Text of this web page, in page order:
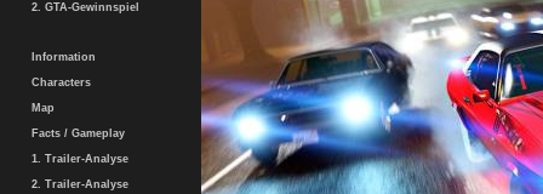
2. GTA-Gewinnspiel
Information
Characters
Map
Facts / Gameplay
1. Trailer-Analyse
2. Trailer-Analyse